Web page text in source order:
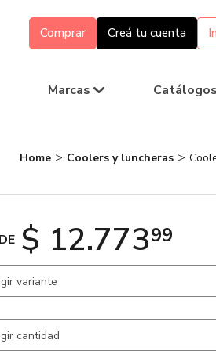
Comprar Creá tu cuenta
Marcas Catálogos
Home Coolers y luncheras
$ 12.77399
variante
Claro / Gris Claro / . 1325
/ Azul / . 1181